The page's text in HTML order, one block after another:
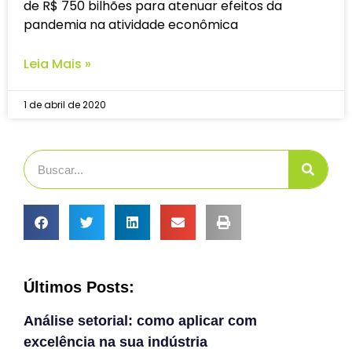
de R$ 750 bilhões para atenuar efeitos da
pandemia na atividade econômica
Leia Mais »
1 de abril de 2020
Últimos Posts:
Análise setorial: como aplicar com
excelência na sua indústria